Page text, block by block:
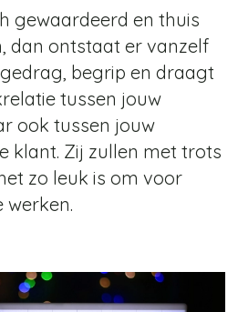
gewaardeerd en thuis
dan ontstaat er vanzelf
begrip en draagt
tussen jouw
ook tussen jouw
klant. Zij zullen met trots
zo leuk is om voor
werken.